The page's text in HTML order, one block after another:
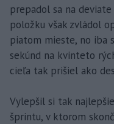
prepadol sa na
položku však zvládol
piatom mieste, no iba
sekúnd na kvinteto
cieľa tak prišiel ako
Vylepšil si tak
šprintu, v ktorom